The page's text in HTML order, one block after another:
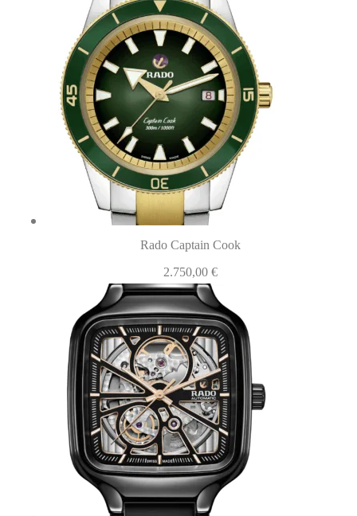
Rado Captain Cook
2.750,00 €